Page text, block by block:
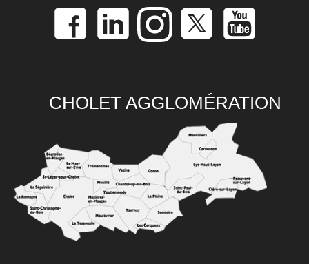
CHOLET AGGLOMÉRATION